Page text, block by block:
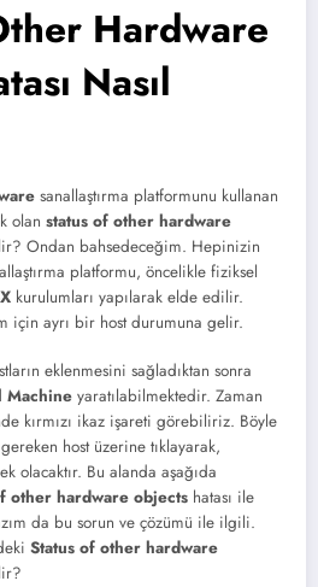
Hardware
Nasıl
sanallaştırma platformunu kullanan
olan status of other hardware
Ondan bahsedeceğim. Hepinizin
platformu, öncelikle fiziksel
kurulumları yapılarak elde edilir.
için ayrı bir host durumuna gelir.
eklenmesini sağladıktan sonra
Machine yaratılabilmektedir. Zaman
kırmızı ikaz işareti görebiliriz. Böyle
host üzerine tıklayarak,
olacaktır. Bu alanda aşağıda
other hardware objects hatası ile
da bu sorun ve çözümü ile ilgili.
Status of other hardware